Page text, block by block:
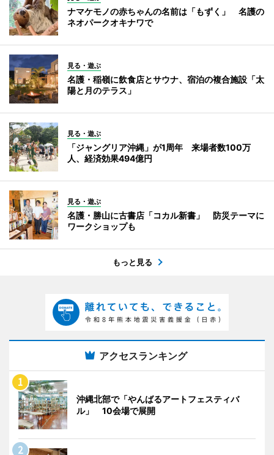
ナマケモノの赤ちゃんの名前は「もずく」 名護の
ネオパークオキナワで
見る・遊ぶ
名護・稲嶺に飲食店とサウナ、宿泊の複合施設「太
陽と月のテラス」
見る・遊ぶ
「ジャングリア沖縄」が1周年 来場者数100万
人、経済効果494億円
見る・遊ぶ
名護・勝山に古書店「コカル新書」 防災テーマに
ワークショップも
もっと見る
アクセスランキング
沖縄北部で「やんばるアートフェスティバ
ル」 10会場で展開